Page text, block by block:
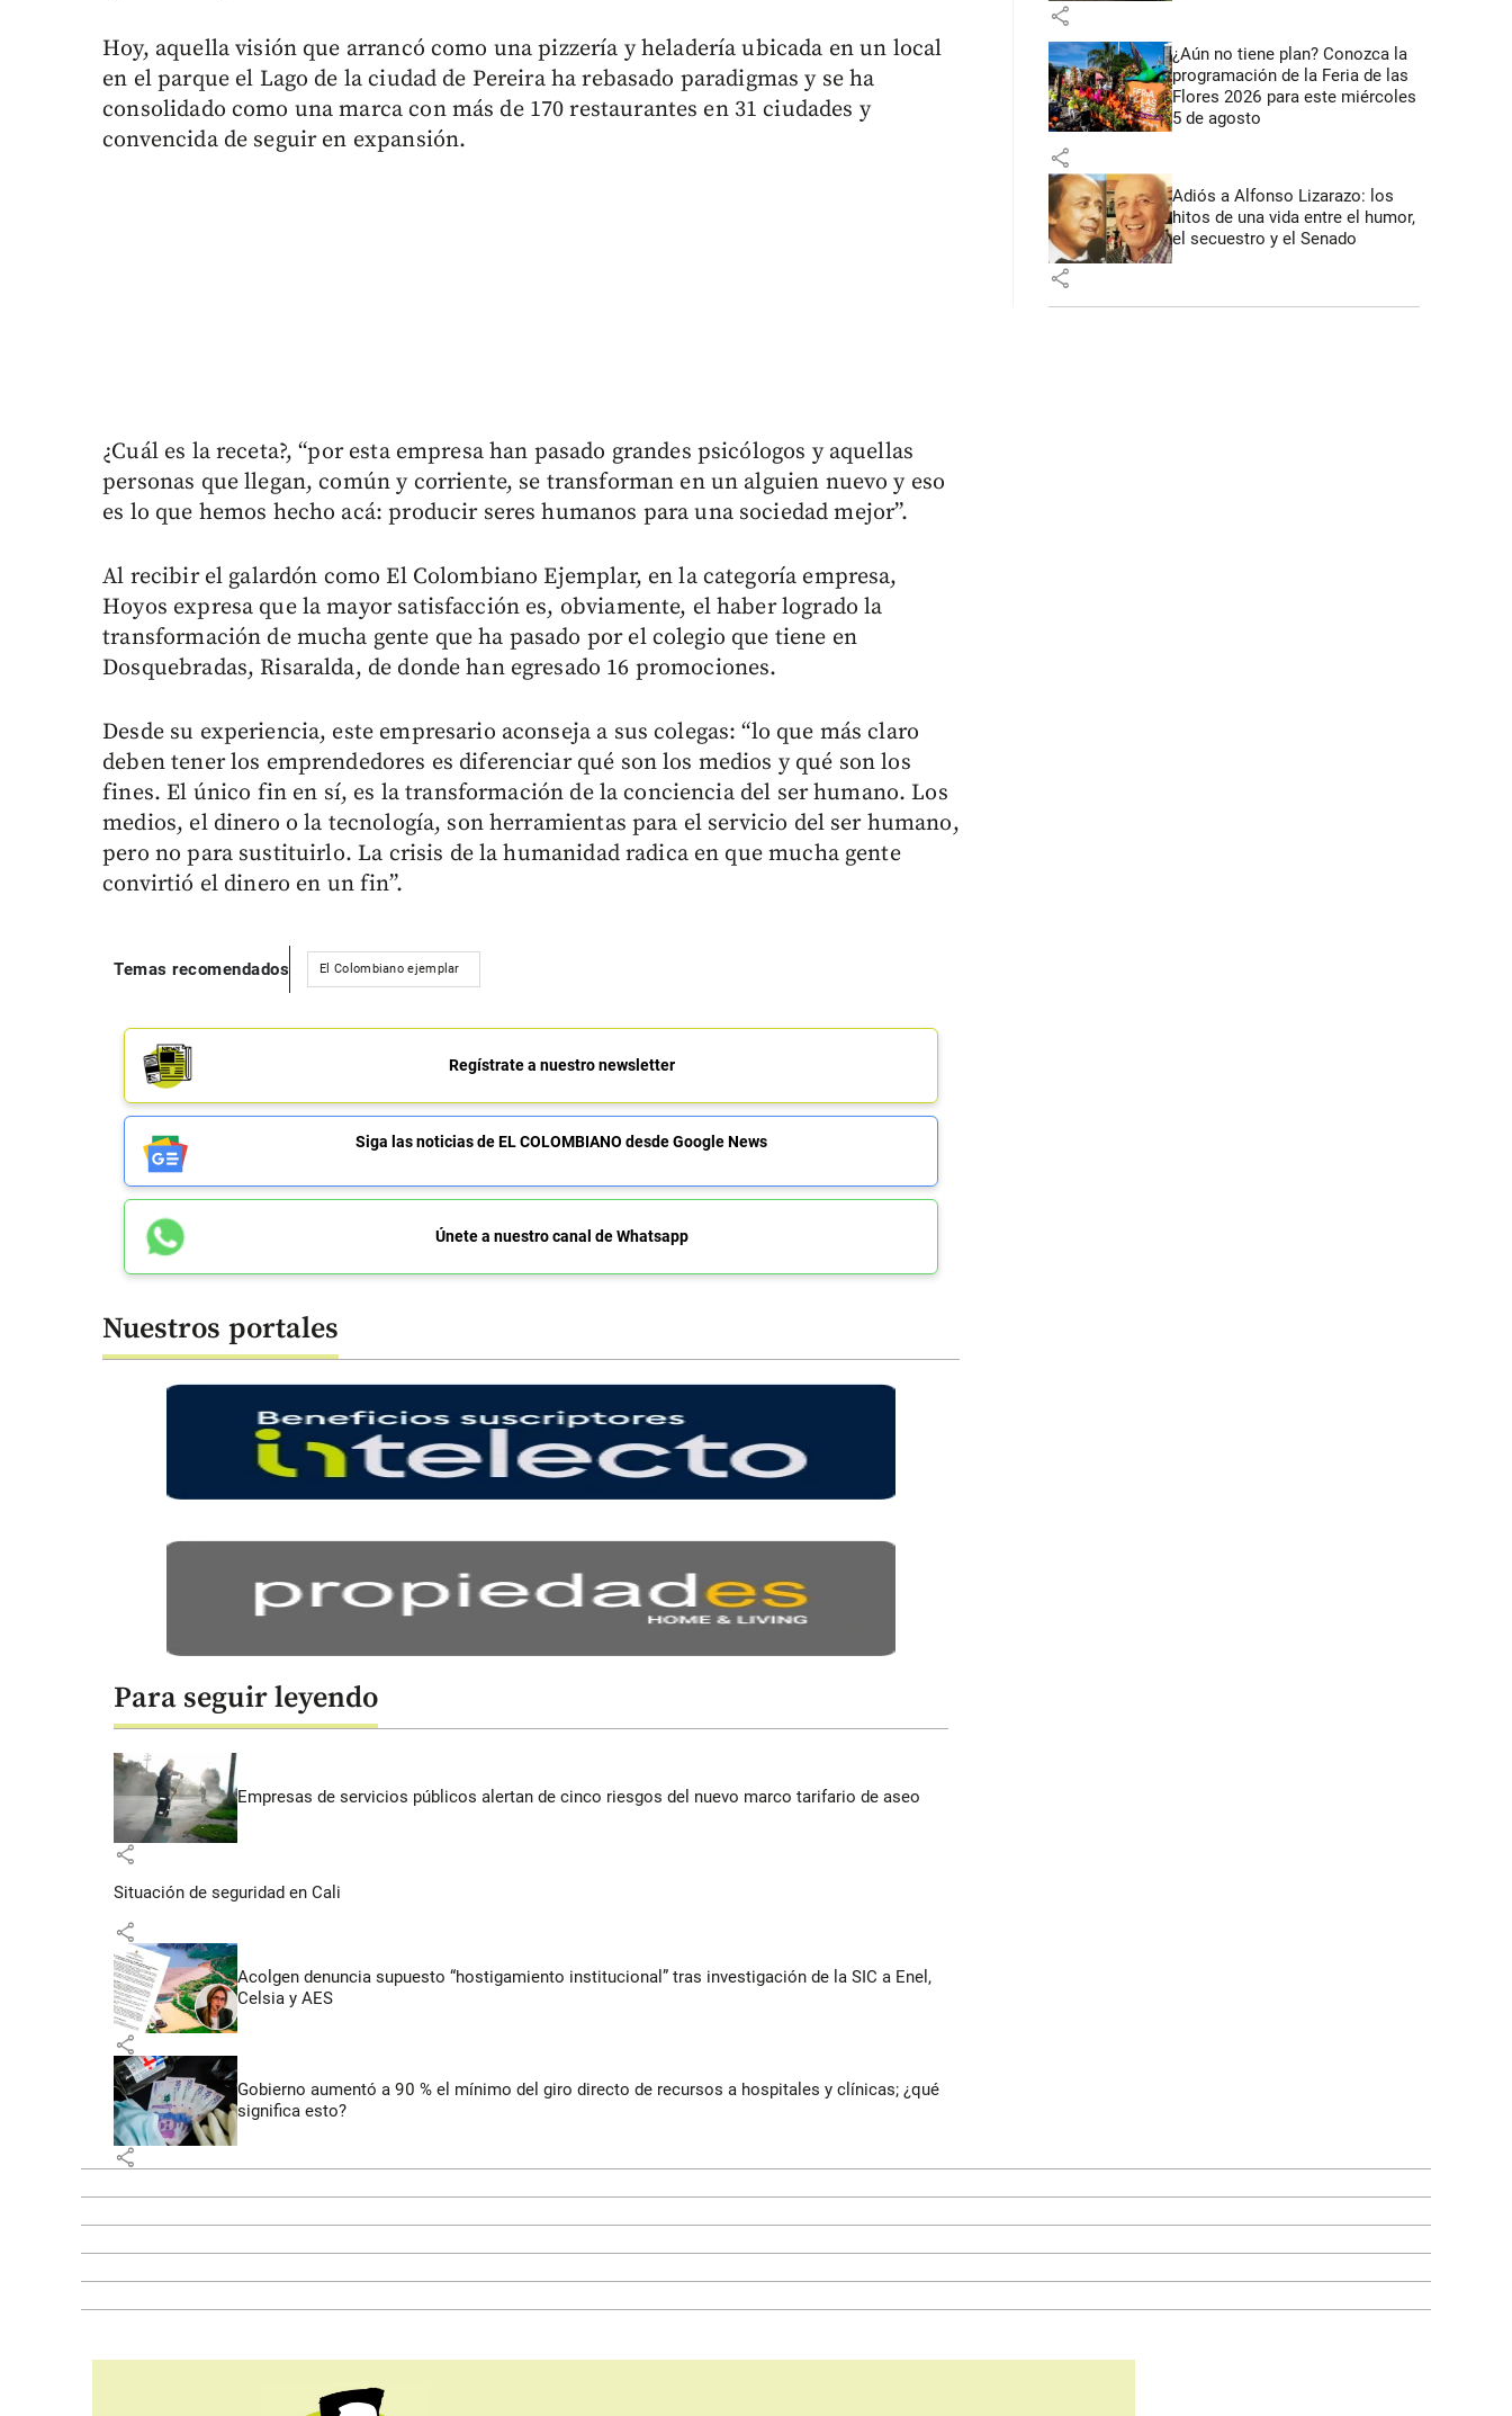
Hoy, aquella visión que arrancó como una pizzería y heladería ubicada en un local
en el parque el Lago de la ciudad de Pereira ha rebasado paradigmas y se ha
consolidado como una marca con más de 170 restaurantes en 31 ciudades y
convencida de seguir en expansión.
¿Cuál es la receta?, “por esta empresa han pasado grandes psicólogos y aquellas
personas que llegan, común y corriente, se transforman en un alguien nuevo y eso
es lo que hemos hecho acá: producir seres humanos para una sociedad mejor”.
Al recibir el galardón como El Colombiano Ejemplar, en la categoría empresa,
Hoyos expresa que la mayor satisfacción es, obviamente, el haber logrado la
transformación de mucha gente que ha pasado por el colegio que tiene en
Dosquebradas, Risaralda, de donde han egresado 16 promociones.
Desde su experiencia, este empresario aconseja a sus colegas: “lo que más claro
deben tener los emprendedores es diferenciar qué son los medios y qué son los
fines. El único fin en sí, es la transformación de la conciencia del ser humano. Los
medios, el dinero o la tecnología, son herramientas para el servicio del ser humano,
pero no para sustituirlo. La crisis de la humanidad radica en que mucha gente
convirtió el dinero en un fin”.
Temas recomendados El Colombiano ejemplar
Regístrate a nuestro newsletter
Siga las noticias de EL COLOMBIANO desde Google News
Únete a nuestro canal de Whatsapp
Nuestros portales
Para seguir leyendo
Empresas de servicios públicos alertan de cinco riesgos del nuevo marco tarifario de aseo
share
Situación de seguridad en Cali
share
Acolgen denuncia supuesto “hostigamiento institucional” tras investigación de la SIC a Enel,
Celsia y AES
share
Gobierno aumentó a 90 % el mínimo del giro directo de recursos a hospitales y clínicas; ¿qué
significa esto?
share
share
¿Aún no tiene plan? Conozca la
programación de la Feria de las
Flores 2026 para este miércoles
5 de agosto
share
Adiós a Alfonso Lizarazo: los
hitos de una vida entre el humor,
el secuestro y el Senado
share